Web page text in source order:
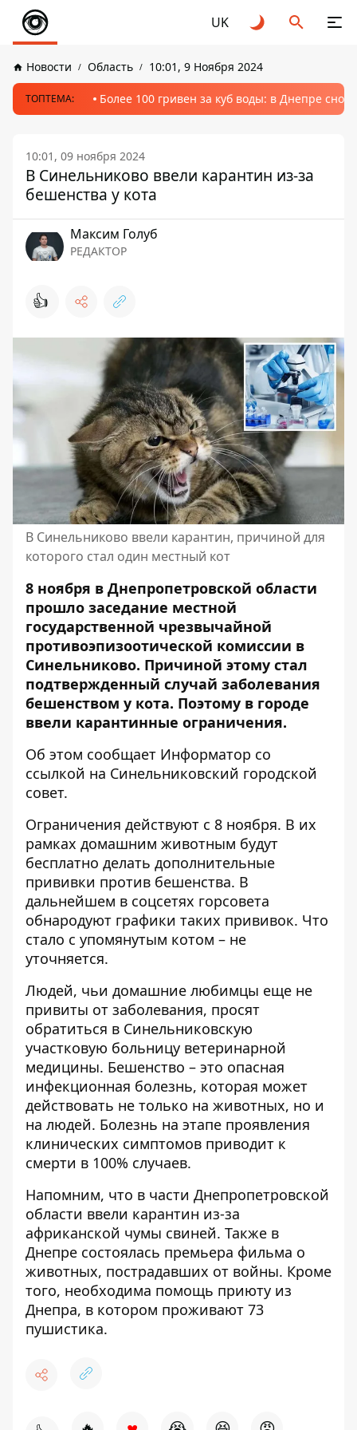
UK
Новости Область 10:01, 9 Ноября 2024
ТОПТЕМА: Более 100 гривен за куб воды: в Днепре
10:01, 09 ноября 2024
В Синельниково ввели карантин из-за
бешенства у кота
Максим Голуб
РЕДАКТОР
👍
В Синельниково ввели карантин, причиной для
которого стал один местный кот
8 ноября в Днепропетровской области
прошло заседание местной
государственной чрезвычайной
противоэпизоотической комиссии в
Синельниково. Причиной этому стал
подтвержденный случай заболевания
бешенством у кота. Поэтому в городе
ввели карантинные ограничения.
Об этом сообщает Информатор со
ссылкой на Синельниковский городской
совет.
Ограничения действуют с 8 ноября. В их
рамках домашним животным будут
бесплатно делать дополнительные
прививки против бешенства. В
дальнейшем в соцсетях горсовета
обнародуют графики таких прививок. Что
стало с упомянутым котом – не
уточняется.
Людей, чьи домашние любимцы еще не
привиты от заболевания, просят
обратиться в Синельниковскую
участковую больницу ветеринарной
медицины. Бешенство – это опасная
инфекционная болезнь, которая может
действовать не только на животных, но и
на людей. Болезнь на этапе проявления
клинических симптомов приводит к
смерти в 100% случаев.
Напомним, что в части Днепропетровской
области ввели карантин из-за
африканской чумы свиней. Также в
Днепре состоялась премьера фильма о
животных, пострадавших от войны. Кроме
того, необходима помощь приюту из
Днепра, в котором проживают 73
пушистика.